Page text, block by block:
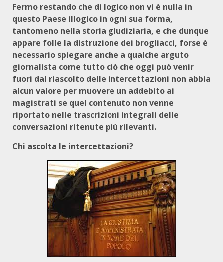
Fermo restando che di logico non vi è nulla in
questo Paese illogico in ogni sua forma,
tantomeno nella storia giudiziaria, e che dunque
appare folle la distruzione dei brogliacci, forse è
necessario spiegare anche a qualche arguto
giornalista come tutto ciò che oggi può venir
fuori dal riascolto delle intercettazioni non abbia
alcun valore per muovere un addebito ai
magistrati se quel contenuto non venne
riportato nelle trascrizioni integrali delle
conversazioni ritenute più rilevanti.
Chi ascolta le intercettazioni?